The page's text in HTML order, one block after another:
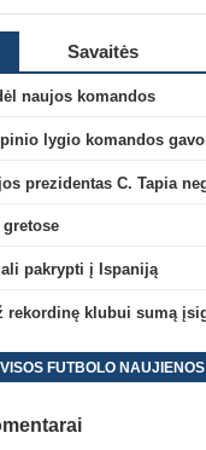
Savaitės
naujos komandos
pakrypti į Ispaniją
VISOS FUTBOLO NAUJIENOS